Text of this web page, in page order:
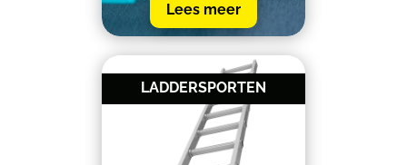
Lees meer
LADDERSPORTEN